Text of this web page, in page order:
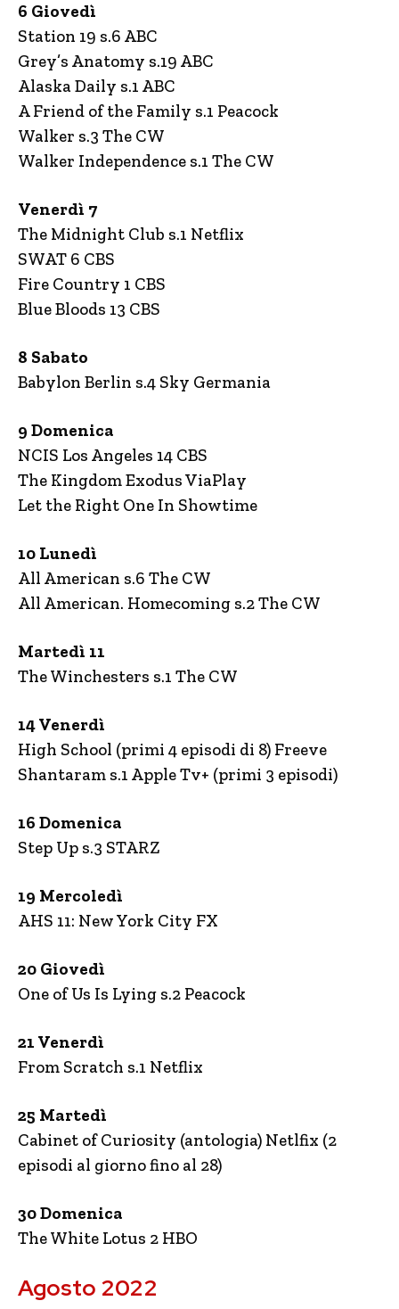
6 Giovedì
Station 19 s.6 ABC
Grey’s Anatomy s.19 ABC
Alaska Daily s.1 ABC
A Friend of the Family s.1 Peacock
Walker s.3 The CW
Walker Independence s.1 The CW
Venerdì 7
The Midnight Club s.1 Netflix
SWAT 6 CBS
Fire Country 1 CBS
Blue Bloods 13 CBS
8 Sabato
Babylon Berlin s.4 Sky Germania
9 Domenica
NCIS Los Angeles 14 CBS
The Kingdom Exodus ViaPlay
Let the Right One In Showtime
10 Lunedì
All American s.6 The CW
All American. Homecoming s.2 The CW
Martedì 11
The Winchesters s.1 The CW
14 Venerdì
High School (primi 4 episodi di 8) Freeve
Shantaram s.1 Apple Tv+ (primi 3 episodi)
16 Domenica
Step Up s.3 STARZ
19 Mercoledì
AHS 11: New York City FX
20 Giovedì
One of Us Is Lying s.2 Peacock
21 Venerdì
From Scratch s.1 Netflix
25 Martedì
Cabinet of Curiosity (antologia) Netlfix (2
episodi al giorno fino al 28)
30 Domenica
The White Lotus 2 HBO
Agosto 2022